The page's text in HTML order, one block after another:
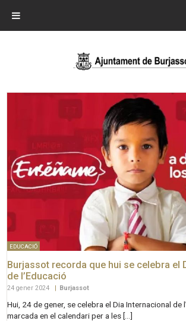
EDUCACIÓ
Burjassot recorda que hui se celebra el
de l’Educació
24 gener 2024 Burjassot
Hui, 24 de gener, se celebra el Dia Internacional de
marcada en el calendari per a les […]